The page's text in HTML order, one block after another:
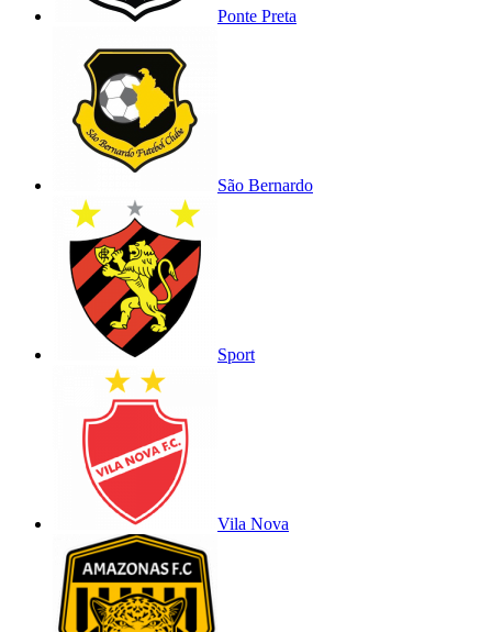
Ponte Preta
São Bernardo
Sport
Vila Nova